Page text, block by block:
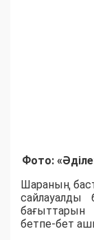
Фото:
Шараның
сайлауалды
бетпе-бет